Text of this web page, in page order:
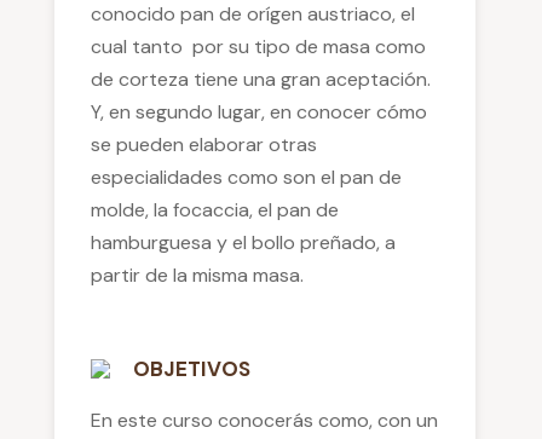
conocido pan de orígen austriaco, el
cual tanto por su tipo de masa como
de corteza tiene una gran aceptación.
Y, en segundo lugar, en conocer cómo
se pueden elaborar otras
especialidades como son el pan de
molde, la focaccia, el pan de
hamburguesa y el bollo preñado, a
partir de la misma masa.
OBJETIVOS
En este curso conocerás como, con un